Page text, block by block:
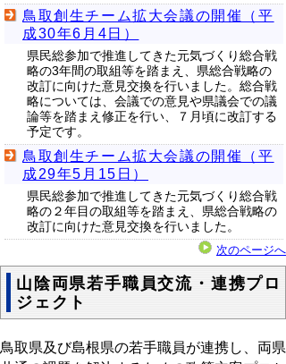
鳥取創生チーム拡大会議の開催（平
成30年6月4日）
県民総参加で推進してきた元気づくり総合戦
略の3年間の取組等を踏まえ、県総合戦略の
改訂に向けた意見交換を行いました。総合戦
略については、会議での意見や県議会での議
論等を踏まえ修正を行い、７月頃に改訂する
予定です。
鳥取創生チーム拡大会議の開催（平
成29年5月15日）
県民総参加で推進してきた元気づくり総合戦
略の２年目の取組等を踏まえ、県総合戦略の
改訂に向けた意見交換を行いました。
次のページへ
山陰両県若手職員交流・連携プロ
ジェクト
鳥取県及び島根県の若手職員が連携し、両県